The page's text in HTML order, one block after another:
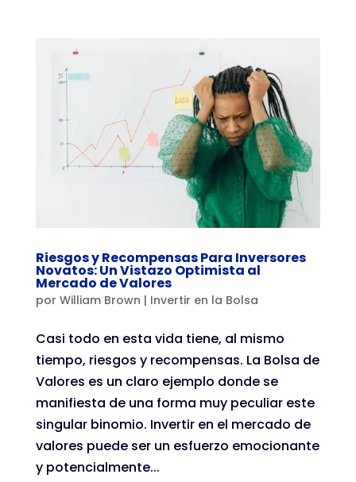
Riesgos y Recompensas Para Inversores
Novatos: Un Vistazo Optimista al
Mercado de Valores
por William Brown | Invertir en la Bolsa
Casi todo en esta vida tiene, al mismo
tiempo, riesgos y recompensas. La Bolsa de
Valores es un claro ejemplo donde se
manifiesta de una forma muy peculiar este
singular binomio. Invertir en el mercado de
valores puede ser un esfuerzo emocionante
y potencialmente...